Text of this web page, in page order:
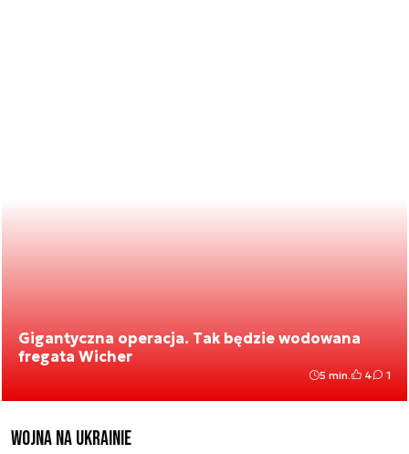
Gigantyczna operacja. Tak będzie wodowana
fregata Wicher
5 min. 4 1
Wojna na Ukrainie